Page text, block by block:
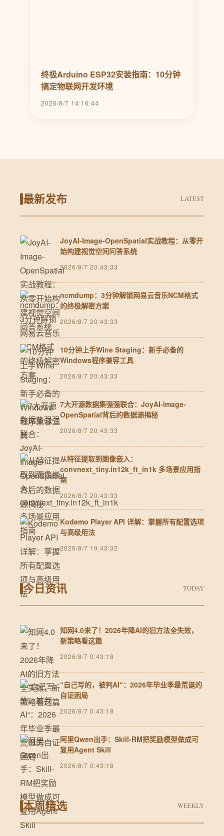
终极Arduino ESP32安装指南：10分钟
搞定物联网开发环境
2026/8/7 14:16:44
最新发布 LATEST
JoyAI-Image-OpenSpatial实战教程：从零开
始构建视觉空间问答系统
2026/8/7 20:43:33
ncmdump：3分钟解锁网易云音乐NCM格式
的终极解密方案
2026/8/7 20:43:33
10分钟上手Wine Staging：新手必备的
Windows程序兼容工具
2026/8/7 20:43:33
7大开源数据集强强联合：JoyAI-Image-
OpenSpatial背后的数据源揭秘
2026/8/7 20:43:33
从特征提取到图像嵌入：
convnext_tiny.in12k_ft_in1k 多场景应用指
南
2026/8/7 20:43:33
Kodemo Player API 详解：掌握所有配置选项
与高级用法
2026/8/7 19:43:32
今日资讯 TODAY
知网4.0来了！2026年降AI的旧方法全失效，
新策略看这篇
2026/8/7 0:43:18
“自己写的，被判AI“：2026年毕业季最荒诞的
自证困局
2026/8/7 0:43:18
阿里Qwen出手：Skill-RM把奖励模型做成可
复用Agent Skill
2026/8/7 0:43:18
本周精选 WEEKLY